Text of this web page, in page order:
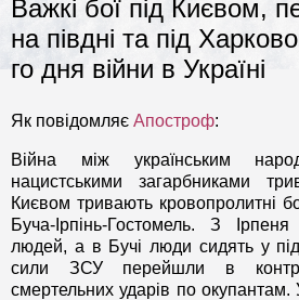
Важкі бої під Києвом,
на півдні та під
го дня війни в Україні
Як повідомляє Апостроф:
Війна між українським
нацистськими загарбниками
Києвом тривають кровопролитні
Буча-Ірпінь-Гостомель. З
людей, а в Бучі люди сидять у
сили ЗСУ перейшли в
смертельних ударів по окупантам.